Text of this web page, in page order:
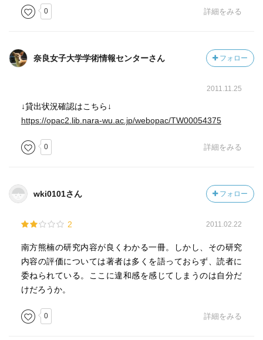
0 詳細をみる
奈良女子大学学術情報センターさん フォロー
2011.11.25
↓貸出状況確認はこちら↓
https://opac2.lib.nara-wu.ac.jp/webopac/TW00054375
0 詳細をみる
wki0101さん フォロー
2 2011.02.22
南方熊楠の研究内容が良くわかる一冊。しかし、その研究
内容の評価については著者は多くを語っておらず、読者に
委ねられている。ここに違和感を感じてしまうのは自分だ
けだろうか。
0 詳細をみる